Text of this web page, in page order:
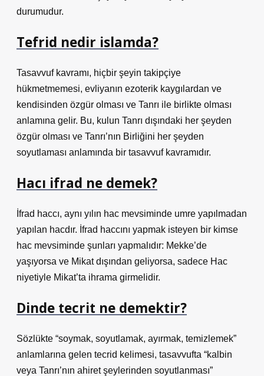
durumudur.
Tefrid nedir islamda?
Tasavvuf kavramı, hiçbir şeyin takipçiye
hükmetmemesi, evliyanın ezoterik kaygılardan ve
kendisinden özgür olması ve Tanrı ile birlikte olması
anlamına gelir. Bu, kulun Tanrı dışındaki her şeyden
özgür olması ve Tanrı’nın Birliğini her şeyden
soyutlaması anlamında bir tasavvuf kavramıdır.
Hacı ifrad ne demek?
İfrad haccı, aynı yılın hac mevsiminde umre yapılmadan
yapılan hacdır. İfrad haccını yapmak isteyen bir kimse
hac mevsiminde şunları yapmalıdır: Mekke’de
yaşıyorsa ve Mikat dışından geliyorsa, sadece Hac
niyetiyle Mikat’ta ihrama girmelidir.
Dinde tecrit ne demektir?
Sözlükte “soymak, soyutlamak, ayırmak, temizlemek”
anlamlarına gelen tecrid kelimesi, tasavvufta “kalbin
veya Tanrı’nın ahiret şeylerinden soyutlanması”